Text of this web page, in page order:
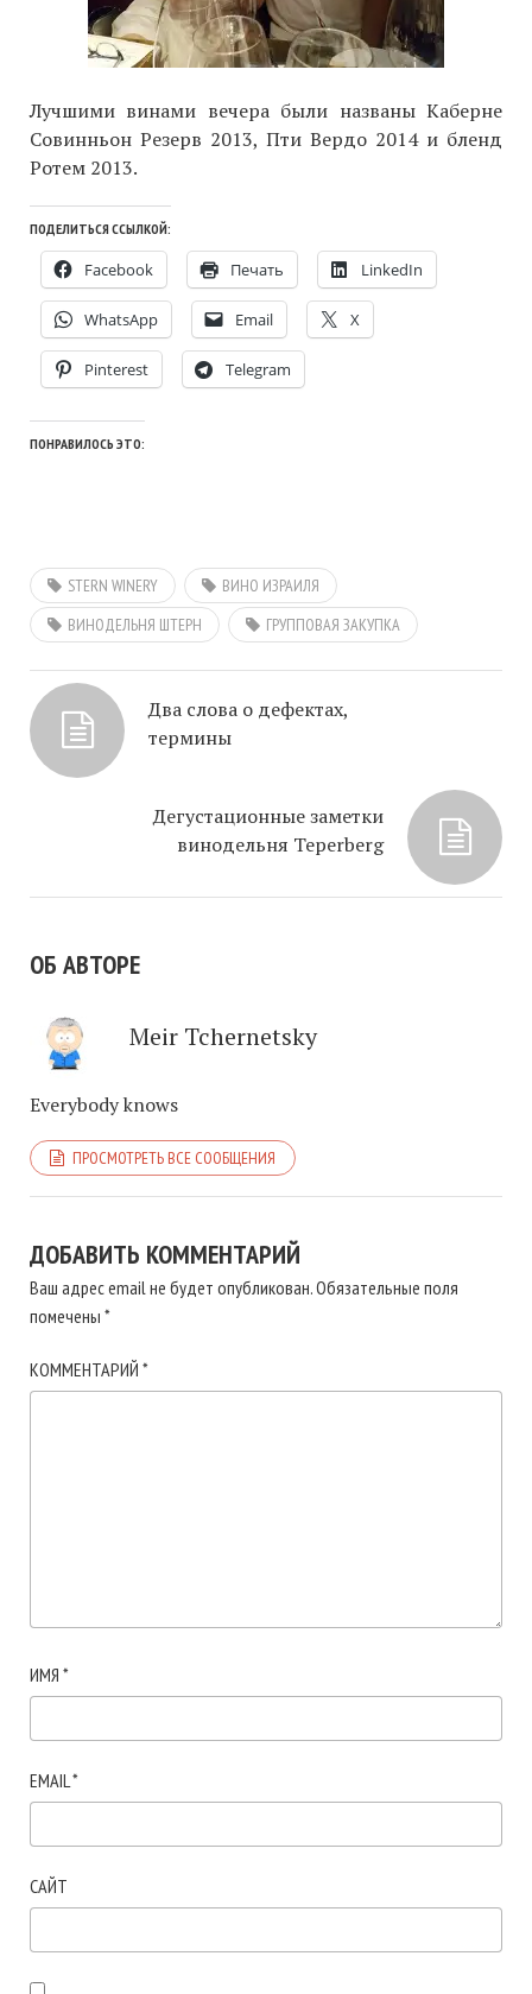
Лучшими винами вечера были названы Каберне
Совинньон Резерв 2013, Пти Вердо 2014 и бленд
Ротем 2013.
ПОДЕЛИТЬСЯ ССЫЛКОЙ:
Facebook Печать LinkedIn
WhatsApp Email X
Pinterest Telegram
ПОНРАВИЛОСЬ ЭТО:
STERN WINERY
ВИНО ИЗРАИЛЯ
ВИНОДЕЛЬНЯ ШТЕРН
ГРУППОВАЯ ЗАКУПКА
Два слова о дефектах,
термины
Дегустационные заметки
винодельня Teperberg
ОБ АВТОРЕ
Meir Tchernetsky
Everybody knows
ПРОСМОТРЕТЬ ВСЕ СООБЩЕНИЯ
ДОБАВИТЬ КОММЕНТАРИЙ
Ваш адрес email не будет опубликован.Обязательные поля
помечены *
КОММЕНТАРИЙ *
ИМЯ *
EMAIL *
САЙТ